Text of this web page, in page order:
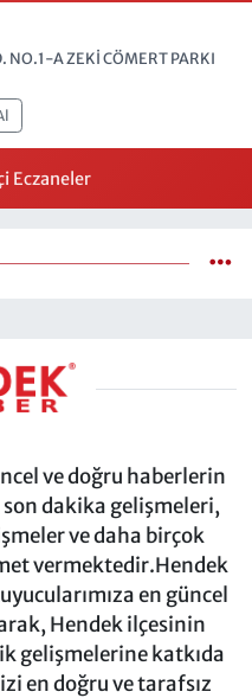
NO.1-A ZEKİ CÖMERT PARKI
Eczaneler
ve doğru haberlerin
dakika gelişmeleri,
ve daha birçok
vermektedir.Hendek
en güncel
Hendek ilçesinin
gelişmelerine katkıda
en doğru ve tarafsız